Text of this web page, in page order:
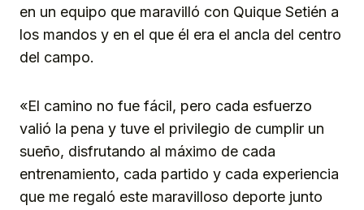
en un equipo que maravilló con Quique Setién a
los mandos y en el que él era el ancla del centro
del campo.
«El camino no fue fácil, pero cada esfuerzo
valió la pena y tuve el privilegio de cumplir un
sueño, disfrutando al máximo de cada
entrenamiento, cada partido y cada experiencia
que me regaló este maravilloso deporte junto